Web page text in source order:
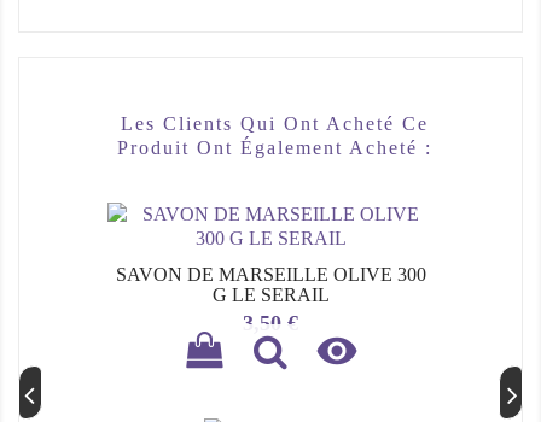
Les Clients Qui Ont Acheté Ce
Produit Ont Également Acheté :
SAVON DE MARSEILLE OLIVE 300
G LE SERAIL
Prix
3,50 €
